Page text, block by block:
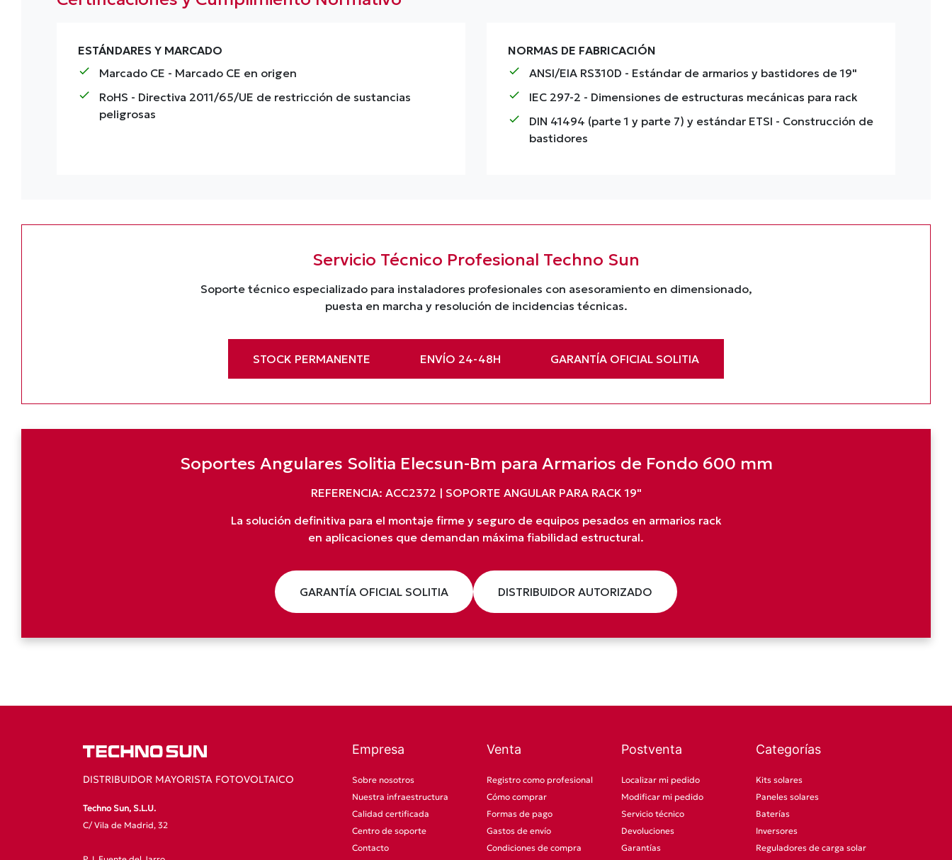
ESTÁNDARES Y MARCADO
check Marcado CE - Marcado CE en origen
check RoHS - Directiva 2011/65/UE de restricción de sustancias
peligrosas
NORMAS DE FABRICACIÓN
check ANSI/EIA RS310D - Estándar de armarios y bastidores de 19"
check IEC 297-2 - Dimensiones de estructuras mecánicas para rack
check DIN 41494 (parte 1 y parte 7) y estándar ETSI - Construcción de
bastidores
Servicio Técnico Profesional Techno Sun
Soporte técnico especializado para instaladores profesionales con asesoramiento en dimensionado,
puesta en marcha y resolución de incidencias técnicas.
STOCK PERMANENTE ENVÍO 24-48H GARANTÍA OFICIAL SOLITIA
Soportes Angulares Solitia Elecsun-Bm para Armarios de Fondo 600 mm
REFERENCIA: ACC2372 | SOPORTE ANGULAR PARA RACK 19"
La solución definitiva para el montaje firme y seguro de equipos pesados en armarios rack
en aplicaciones que demandan máxima fiabilidad estructural.
GARANTÍA OFICIAL SOLITIA DISTRIBUIDOR AUTORIZADO
DISTRIBUIDOR MAYORISTA FOTOVOLTAICO
Techno Sun, S.L.U.
C/ Vila de Madrid, 32
Empresa
Sobre nosotros
Nuestra infraestructura
Calidad certificada
Centro de soporte
Contacto
Venta
Registro como profesional
Cómo comprar
Formas de pago
Gastos de envío
Condiciones de compra
Postventa
Localizar mi pedido
Modificar mi pedido
Servicio técnico
Devoluciones
Garantías
Categorías
Kits solares
Paneles solares
Baterías
Inversores
Reguladores de carga solar